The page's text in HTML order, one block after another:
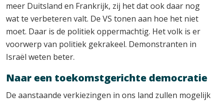
meer Duitsland en Frankrijk, zij het dat ook daar nog
wat te verbeteren valt. De VS tonen aan hoe het niet
moet. Daar is de politiek oppermachtig. Het volk is er
voorwerp van politiek gekrakeel. Demonstranten in
Israël weten beter.
Naar een toekomstgerichte democratie
De aanstaande verkiezingen in ons land zullen mogelijk